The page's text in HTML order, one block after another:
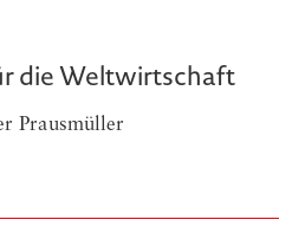
die Weltwirtschaft
Prausmüller